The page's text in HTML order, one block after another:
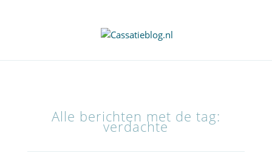
Alle berichten met de tag:
verdachte